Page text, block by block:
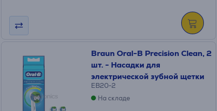
Braun Oral-B Precision Clean, 2
шт. - Насадки для
электрической зубной щетки
EB20-2
На складе